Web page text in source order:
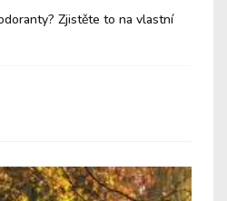
Zjistěte to na vlastní